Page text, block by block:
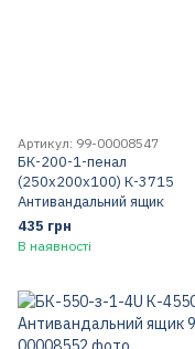
Артикул: 99-00008547
БК-200-1-пенал
(250х200х100) К-3715
Антивандальний ящик
435 грн
В наявності